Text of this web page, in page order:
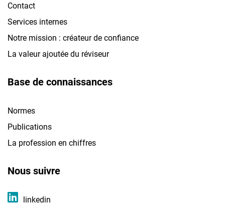
Contact
Services internes
Notre mission : créateur de confiance
La valeur ajoutée du réviseur
Base de connaissances
Normes
Publications
La profession en chiffres
Nous suivre
linkedin